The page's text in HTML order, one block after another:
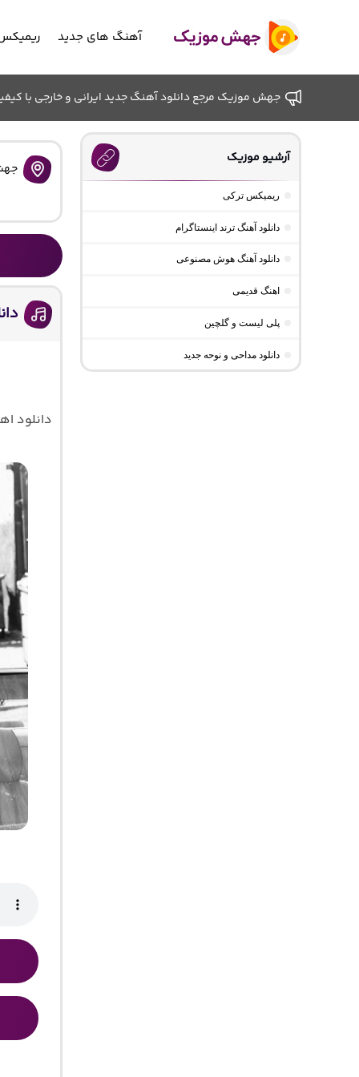
آهنگ های جدید
جهش موزیک مرجع دانلود آهنگ جدید ایرانی و خارجی با
دانلود
آرشیو موزیک
ریمیکس ترکی
دانلود آهنگ ترند اینستاگرام
دانلود آهنگ هوش مصنوعی
اهنگ قدیمی
پلی لیست و گلچین
دانلود مداحی و نوحه جدید